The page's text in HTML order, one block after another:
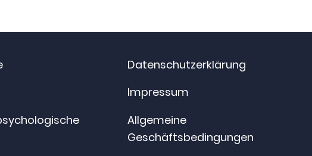
Datenschutzerklärung
Impressum
Allgemeine
Geschäftsbedingungen